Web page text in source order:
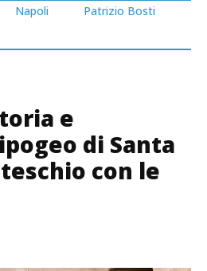
Napoli
Patrizio Bosti
e
di Santa
con le